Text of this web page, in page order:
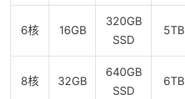
湖
北
5 4 20% 421.038
6核 16GB
320GB
SSD
5TB
8核 32GB
640GB
SSD
6TB